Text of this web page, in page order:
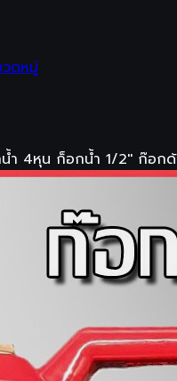
ดหมู่
ำ 4หุน ก็อกน้ำ 1/2'' ก๊อ